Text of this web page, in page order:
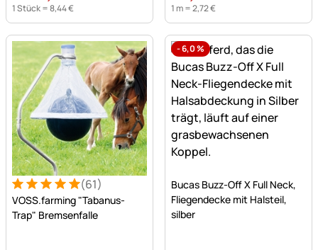
1 Stück =8,44€ 1 m =2,72€
Bewertung: 5 von 5 (61 Bewertungen)
61 Bewertungen
(61)
VOSS.farming "Tabanus-
Trap" Bremsenfalle
-6,0%
Bucas Buzz-Off X Full Neck,
Fliegendecke mit Halsteil,
silber